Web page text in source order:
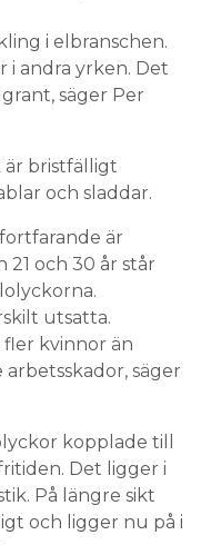
i elbranschen.
i andra yrken. Det
säger Per
är bristfälligt
och sladdar.
är
och 30 år står
utsatta.
fler kvinnor än
säger
kopplade till
Det ligger i
På längre sikt
och ligger nu på i